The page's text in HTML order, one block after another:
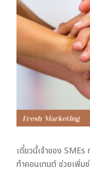
เดี๋ยวนี้เจ้าของ
ทำคอนเทนต์ ช่วยเพิ่ม